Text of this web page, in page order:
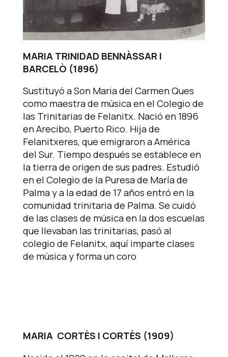
MARIA TRINIDAD BENNÀSSAR I
BARCELÒ (1896)
Sustituyó a Son Maria del Carmen Ques
como maestra de música en el Colegio de
las Trinitarias de Felanitx. Nació en 1896
en Arecibo, Puerto Rico. Hija de
Felanitxeres, que emigraron a América
del Sur. Tiempo después se establece en
la tierra de origen de sus padres. Estudió
en el Colegio de la Puresa de María de
Palma y a la edad de 17 años entró en la
comunidad trinitaria de Palma. Se cuidó
de las clases de música en la dos escuelas
que llevaban las trinitarias, pasó al
colegio de Felanitx, aquí imparte clases
de música y forma un coro
MARIA CORTÈS I CORTÈS (1909)